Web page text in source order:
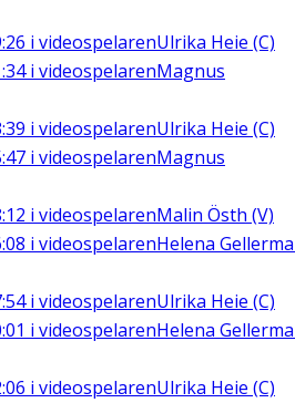
i videospelarenUlrika Heie (C)
i videospelarenMagnus
i videospelarenUlrika Heie (C)
i videospelarenMagnus
i videospelarenMalin Östh (V)
i videospelarenHelena
i videospelarenUlrika Heie (C)
i videospelarenHelena
i videospelarenUlrika Heie (C)